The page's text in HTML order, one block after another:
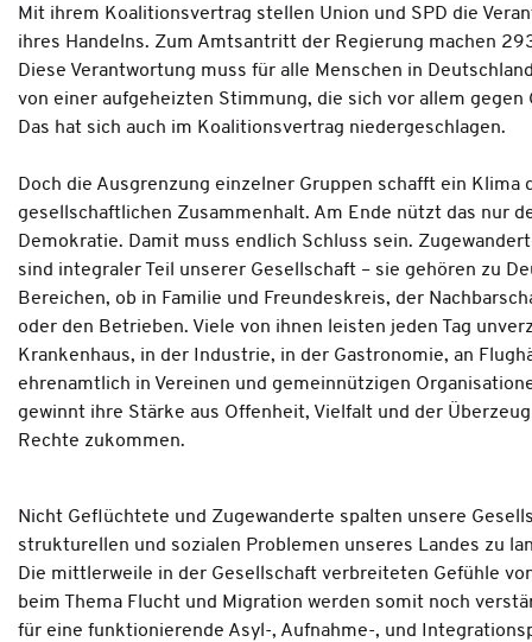
Mit ihrem Koalitionsvertrag stellen Union und SPD die
ihres Handelns. Zum Amtsantritt der Regierung machen
Diese Verantwortung muss für alle Menschen in
von einer aufgeheizten Stimmung, die sich vor allem
Das hat sich auch im Koalitionsvertrag niedergeschlagen.
Doch die Ausgrenzung einzelner Gruppen schafft ein
gesellschaftlichen Zusammenhalt. Am Ende nützt das nur
Demokratie. Damit muss endlich Schluss sein.
sind integraler Teil unserer Gesellschaft – sie gehören zu
Bereichen, ob in Familie und Freundeskreis, der
oder den Betrieben. Viele von ihnen leisten jeden Tag
Krankenhaus, in der Industrie, in der Gastronomie, an
ehrenamtlich in Vereinen und gemeinnützigen
gewinnt ihre Stärke aus Offenheit, Vielfalt und der
Rechte zukommen.
Nicht Geflüchtete und Zugewanderte spalten unsere
strukturellen und sozialen Problemen unseres Landes zu
Die mittlerweile in der Gesellschaft verbreiteten Gefühle
beim Thema Flucht und Migration werden somit noch
für eine funktionierende Asyl-, Aufnahme-, und